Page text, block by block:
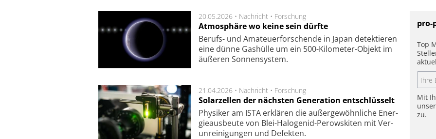
20.05.2026 • Nachricht • Forschung
Atmosphäre wo keine sein dürfte
Berufs- und Ama­teuer­for­schen­de in Japan de­tek­tie­ren
eine dün­ne Gas­hül­le um ein 500-Kilo­meter-Objekt im
äu­ße­ren Son­nen­sys­tem.
21.04.2026 • Nachricht • Forschung
Solarzellen der nächsten Generation entschlüsselt
Physiker am ISTA er­klä­ren die außer­ge­wöhn­li­che Ener­
gie­aus­beu­te von Blei-Halo­ge­nid-Perows­ki­ten mit Ver­
unrei­ni­gung­en und De­fek­ten.
pro-
Top
Mit
zu.